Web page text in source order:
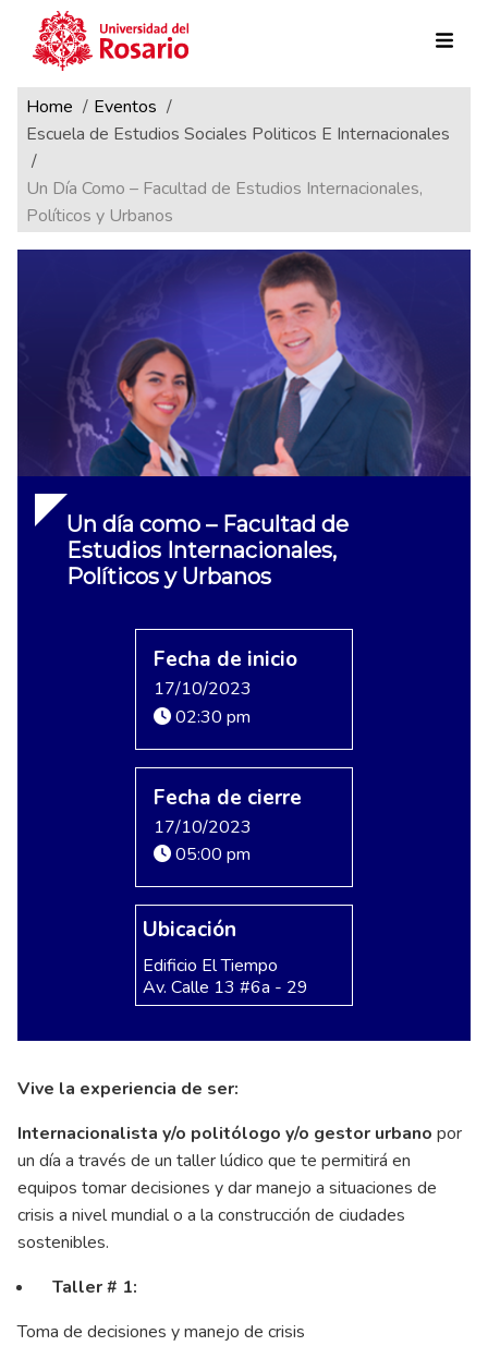
Pasar al contenido principal
Ruta de navegación
Home
Eventos
Escuela de Estudios Sociales Politicos E Internacionales
Un Día Como – Facultad de Estudios Internacionales,
Políticos y Urbanos
Un día como – Facultad de
Estudios Internacionales,
Políticos y Urbanos
Fecha de inicio
17/10/2023
02:30 pm
Fecha de cierre
17/10/2023
05:00 pm
Ubicación
Edificio El Tiempo
Av. Calle 13 #6a - 29
Vive la experiencia de ser:
Internacionalista y/o politólogo y/o gestor urbano por
un día a través de un taller lúdico que te permitirá en
equipos tomar decisiones y dar manejo a situaciones de
crisis a nivel mundial o a la construcción de ciudades
sostenibles.
Taller # 1:
Toma de decisiones y manejo de crisis